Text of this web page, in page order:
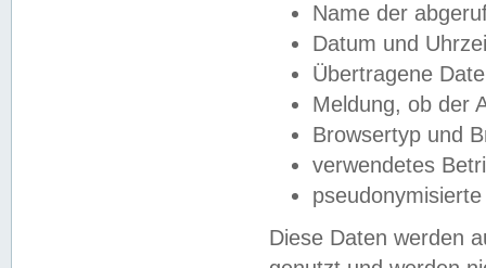
Name der
Datum und
Übertragene
Meldung, ob der
Browsertyp und
verwendetes
Diese Daten werden